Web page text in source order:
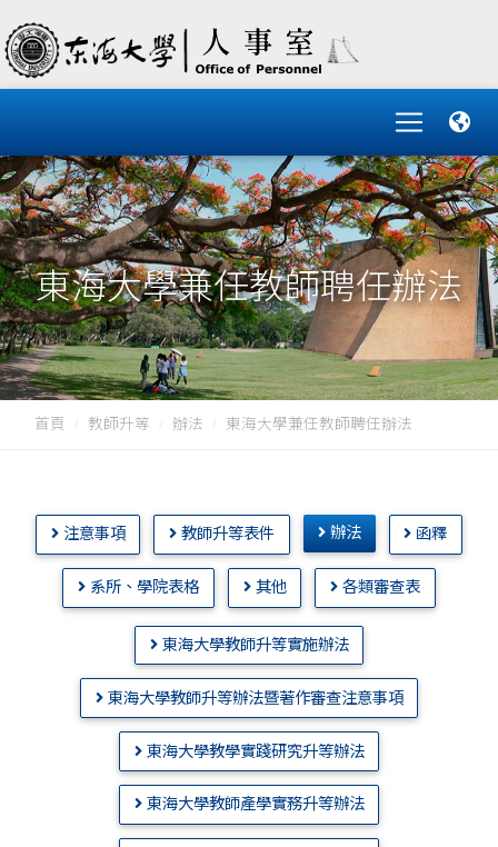
東海大學兼任教師聘任辦法
首頁 教師升等 辦法 東海大學兼任教師聘任辦法
注意事項 教師升等表件 辦法 函釋
系所、學院表格 其他 各類審查表
東海大學教師升等實施辦法
東海大學教師升等辦法暨著作審查注意事項
東海大學教學實踐研究升等辦法
東海大學教師產學實務升等辦法